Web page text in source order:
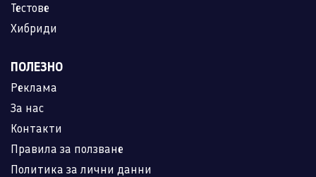
Тестове
Хибриди
ПОЛЕЗНО
Реклама
За нас
Контакти
Правила за ползване
Политика за лични данни